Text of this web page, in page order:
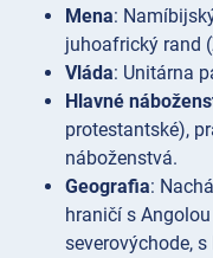
Mena:
juhoafrický rand
Vláda: Unitárna
Hlavné
protestantské),
náboženstvá.
Geografia:
hraničí s
severovýchode,